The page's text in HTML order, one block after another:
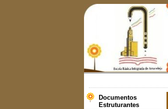
Documentos
Estruturantes